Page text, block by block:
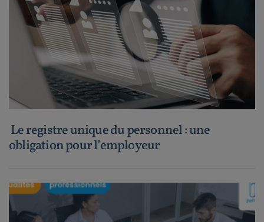
Le registre unique du personnel : une
obligation pour l’employeur